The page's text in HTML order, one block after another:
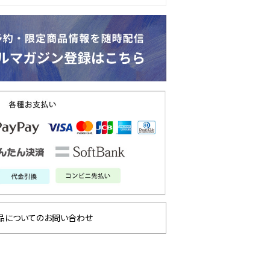
についてのお問い合わせ